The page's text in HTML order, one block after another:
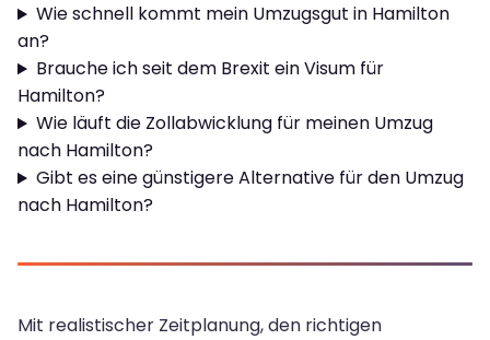
Wie schnell kommt mein Umzugsgut in Hamilton
an?
Brauche ich seit dem Brexit ein Visum für
Hamilton?
Wie läuft die Zollabwicklung für meinen Umzug
nach Hamilton?
Gibt es eine günstigere Alternative für den Umzug
nach Hamilton?
Mit realistischer Zeitplanung, den richtigen